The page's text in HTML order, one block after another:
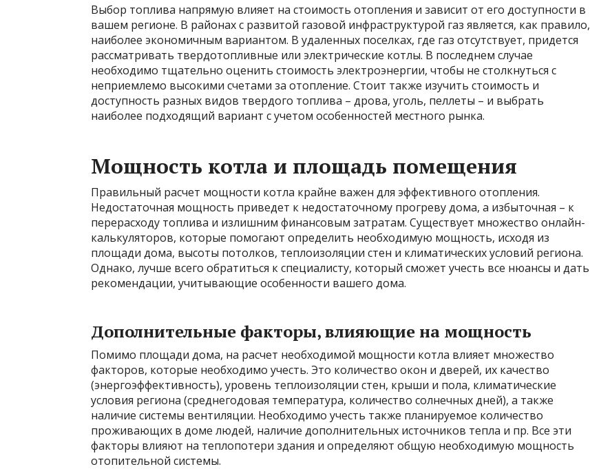
Выбор топлива напрямую влияет на стоимость отопления и зависит от его доступности в
вашем регионе. В районах с развитой газовой инфраструктурой газ является, как правило,
наиболее экономичным вариантом. В удаленных поселках, где газ отсутствует, придется
рассматривать твердотопливные или электрические котлы. В последнем случае
необходимо тщательно оценить стоимость электроэнергии, чтобы не столкнуться с
неприемлемо высокими счетами за отопление. Стоит также изучить стоимость и
доступность разных видов твердого топлива – дрова, уголь, пеллеты – и выбрать
наиболее подходящий вариант с учетом особенностей местного рынка.
Мощность котла и площадь помещения
Правильный расчет мощности котла крайне важен для эффективного отопления.
Недостаточная мощность приведет к недостаточному прогреву дома, а избыточная – к
перерасходу топлива и излишним финансовым затратам. Существует множество онлайн-
калькуляторов, которые помогают определить необходимую мощность, исходя из
площади дома, высоты потолков, теплоизоляции стен и климатических условий региона.
Однако, лучше всего обратиться к специалисту, который сможет учесть все нюансы и дать
рекомендации, учитывающие особенности вашего дома.
Дополнительные факторы, влияющие на мощность
Помимо площади дома, на расчет необходимой мощности котла влияет множество
факторов, которые необходимо учесть. Это количество окон и дверей, их качество
(энергоэффективность), уровень теплоизоляции стен, крыши и пола, климатические
условия региона (среднегодовая температура, количество солнечных дней), а также
наличие системы вентиляции. Необходимо учесть также планируемое количество
проживающих в доме людей, наличие дополнительных источников тепла и пр. Все эти
факторы влияют на теплопотери здания и определяют общую необходимую мощность
отопительной системы.